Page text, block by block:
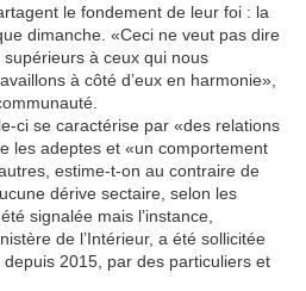
le fondement de leur foi : la
dimanche. «Ceci ne veut pas dire
à ceux qui nous
à côté d’eux en harmonie»,
ci se caractérise par «des relations
les adeptes et «un comportement
estime-t-on au contraire de
dérive sectaire, selon les
signalée mais l’instance,
de l’Intérieur, a été sollicitée
depuis 2015, par des particuliers et